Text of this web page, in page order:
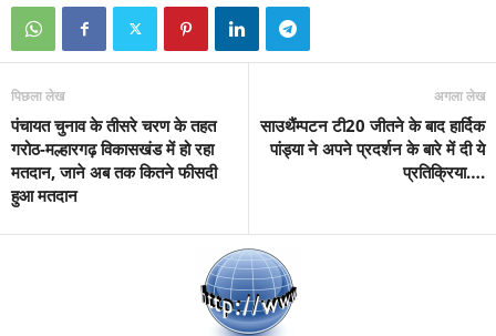
पिछला लेख
पंचायत चुनाव के तीसरे चरण के तहत
गरोठ-मल्हारगढ़ विकासखंड में हो रहा
मतदान, जाने अब तक कितने फीसदी
हुआ मतदान
अगला लेख
साउथैंम्पटन टी20 जीतने के बाद हार्दिक
पांड्या ने अपने प्रदर्शन के बारे में दी ये
प्रतिक्रिया….